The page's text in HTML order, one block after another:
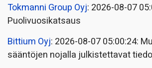
Tokmanni Group Oyj: 2026-08-07
Puolivuosikatsaus
Bittium Oyj: 2026-08-07 05:00:24:
sääntöjen nojalla julkistettavat